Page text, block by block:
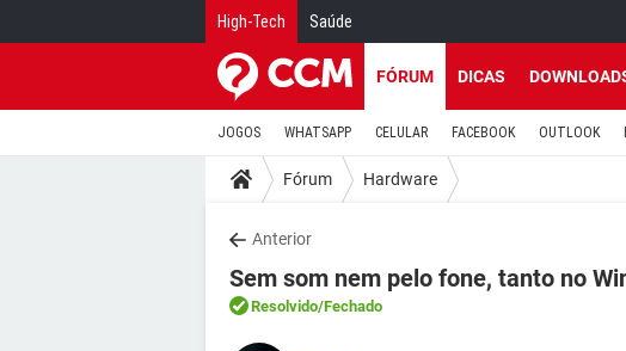
High-Tech Saúde
FÓRUM DICAS
JOGOS WHATSAPP CELULAR FACEBOOK OUTLOOK
Fórum Hardware
Anterior
Sem som nem pelo fone, tanto no
Resolvido/Fechado